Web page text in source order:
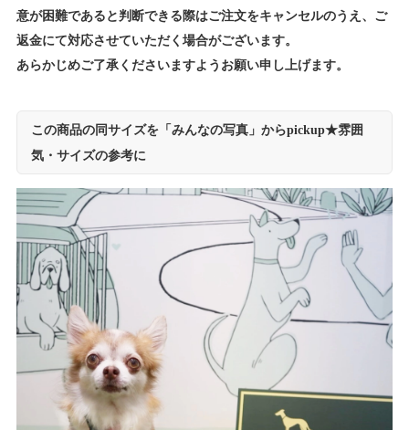
意が困難であると判断できる際はご注文をキャンセルのうえ、ご
返金にて対応させていただく場合がございます。
あらかじめご了承くださいますようお願い申し上げます。
この商品の同サイズを「みんなの写真」からpickup★雰囲
気・サイズの参考に